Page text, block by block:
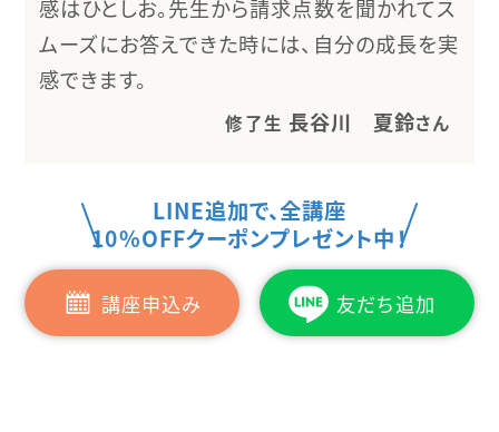
感はひとしお。先生から請求点数を聞かれてス
ムーズにお答えできた時には、自分の成長を実
感できます。
修了生 長谷川 夏鈴さん
LINE追加で、全講座
10%OFFクーポンプレゼント中！
講座申込み 友だち追加